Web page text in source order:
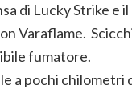
di Lucky Strike e
Varaflame.
fumatore.
a pochi chilometri